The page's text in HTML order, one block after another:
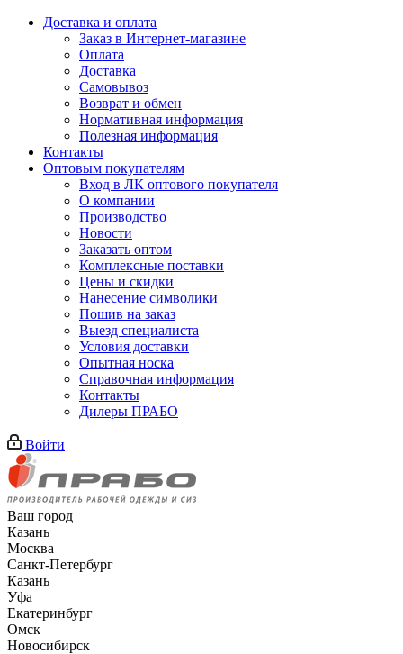
Доставка и оплата
Заказ в Интернет-магазине
Оплата
Доставка
Самовывоз
Возврат и обмен
Нормативная информация
Полезная информация
Контакты
Оптовым покупателям
Вход в ЛК оптового покупателя
О компании
Производство
Новости
Заказать оптом
Комплексные поставки
Цены и скидки
Нанесение символики
Пошив на заказ
Выезд специалиста
Условия доставки
Опытная носка
Справочная информация
Контакты
Дилеры ПРАБО
Войти
Ваш город
Казань
Москва
Санкт-Петербург
Казань
Уфа
Екатеринбург
Омск
Новосибирск